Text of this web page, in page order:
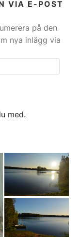
VIA E-POST
på den
nya inlägg via
med.